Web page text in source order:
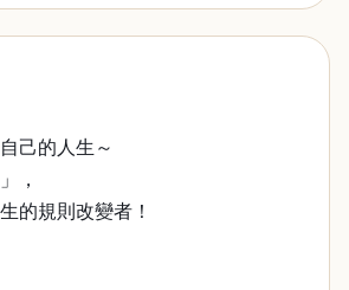
己的人生～
，
的規則改變者！